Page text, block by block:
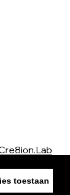
toestaan